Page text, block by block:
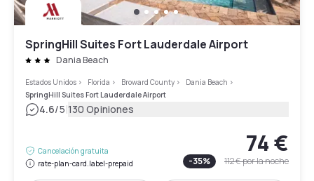
SpringHill Suites Fort Lauderdale Airport
Dania Beach
Estados Unidos > Florida > Broward County > Dania Beach >
SpringHill Suites Fort Lauderdale Airport
4.6/5|130 Opiniones
Cancelación gratuita
rate-plan-card.label-prepaid
74 €
-35% 112 €por la noche